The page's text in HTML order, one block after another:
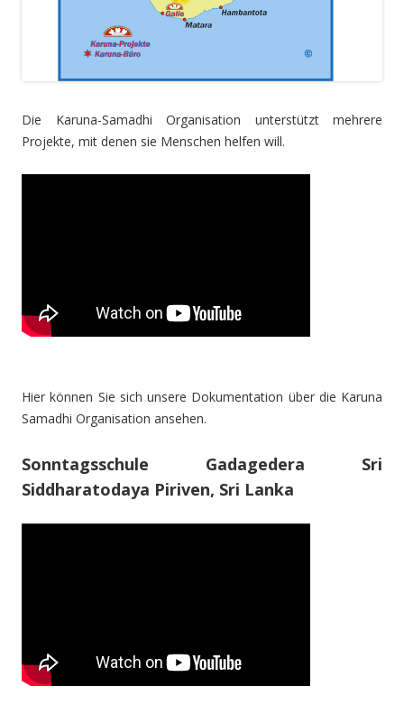
Die Karuna-Samadhi Organisation unterstützt mehrere
Projekte, mit denen sie Menschen helfen will.
Hier können Sie sich unsere Dokumentation über die Karuna
Samadhi Organisation ansehen.
Sonntagsschule Gadagedera Sri
Siddharatodaya Piriven, Sri Lanka